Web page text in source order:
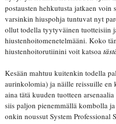
postausten hehkutusta jatkaen voin
varsinkin hiuspohja tuntuvat nyt
ollut todella tyytyväinen tuotteisiin
hiustenhoitomenetelmääni. Koko
hiustenhoitorutiinini voit katsoa
Kesään mahtuu kuitenkin todella
aurinkolomia) ja näille reissuille en
aina tätä kuuden tuotteen
siis paljon pienemmällä kombolla
onkin noussut System Professional